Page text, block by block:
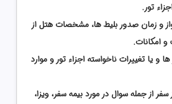
تور.
و زمان صدور بلیط ها، مشخصات هتل از
امکانات.
و یا تغییرات ناخواسته اجزاء تور و موارد
از جمله سوال در مورد بیمه سفر، ویزا،